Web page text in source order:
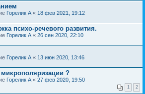
Горелик А « 18 фев 2021, 19:12
психо-речевого развития.
Горелик А « 26 сен 2020, 22:10
Горелик А « 13 июн 2020, 13:46
микрополяризации ?
Горелик А « 27 фев 2020, 19:50
1 2